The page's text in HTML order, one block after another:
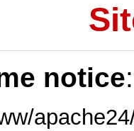
notice